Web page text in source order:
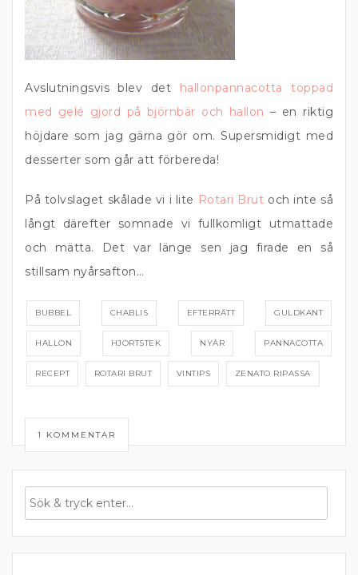
Avslutningsvis blev det hallonpannacotta toppad
med gelé gjord på björnbär och hallon – en riktig
höjdare som jag gärna gör om. Supersmidigt med
desserter som går att förbereda!
På tolvslaget skålade vi i lite Rotari Brut och inte så
långt därefter somnade vi fullkomligt utmattade
och mätta. Det var länge sen jag firade en så
stillsam nyårsafton…
BUBBEL CHABLIS EFTERRÄTT GULDKANT
HALLON HJORTSTEK NYÅR PANNACOTTA
RECEPT ROTARI BRUT VINTIPS ZENATO RIPASSA
1 KOMMENTAR